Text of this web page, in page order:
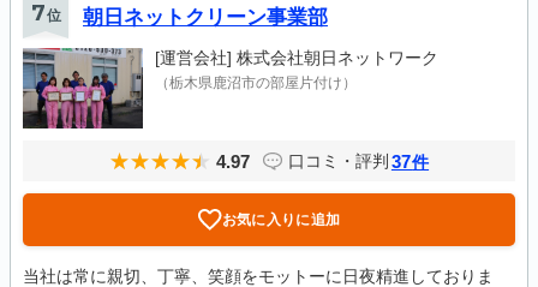
7位 朝日ネットクリーン事業部
[運営会社] 株式会社朝日ネットワーク
（栃木県鹿沼市の部屋片付け）
4.97 口コミ・評判 37件
お気に入りに追加
当社は常に親切、丁寧、笑顔をモットーに日夜精進しておりま